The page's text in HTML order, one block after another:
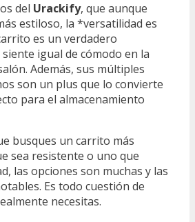
del Urackify, que aunque
estiloso, la *versatilidad es
es un verdadero
igual de cómodo en la
Además, sus múltiples
son un plus que lo convierte
para el almacenamiento
busques un carrito más
sea resistente o uno que
las opciones son muchas y las
Es todo cuestión de
necesitas.